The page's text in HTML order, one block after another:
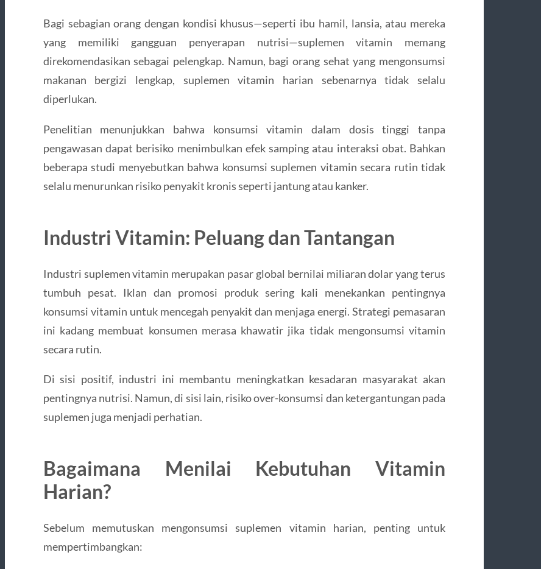
Bagi sebagian orang dengan kondisi khusus—seperti ibu hamil, lansia, atau mereka
yang memiliki gangguan penyerapan nutrisi—suplemen vitamin memang
direkomendasikan sebagai pelengkap. Namun, bagi orang sehat yang mengonsumsi
makanan bergizi lengkap, suplemen vitamin harian sebenarnya tidak selalu
diperlukan.
Penelitian menunjukkan bahwa konsumsi vitamin dalam dosis tinggi tanpa
pengawasan dapat berisiko menimbulkan efek samping atau interaksi obat. Bahkan
beberapa studi menyebutkan bahwa konsumsi suplemen vitamin secara rutin tidak
selalu menurunkan risiko penyakit kronis seperti jantung atau kanker.
Industri Vitamin: Peluang dan Tantangan
Industri suplemen vitamin merupakan pasar global bernilai miliaran dolar yang terus
tumbuh pesat. Iklan dan promosi produk sering kali menekankan pentingnya
konsumsi vitamin untuk mencegah penyakit dan menjaga energi. Strategi pemasaran
ini kadang membuat konsumen merasa khawatir jika tidak mengonsumsi vitamin
secara rutin.
Di sisi positif, industri ini membantu meningkatkan kesadaran masyarakat akan
pentingnya nutrisi. Namun, di sisi lain, risiko over-konsumsi dan ketergantungan pada
suplemen juga menjadi perhatian.
Bagaimana Menilai Kebutuhan Vitamin
Harian?
Sebelum memutuskan mengonsumsi suplemen vitamin harian, penting untuk
mempertimbangkan: